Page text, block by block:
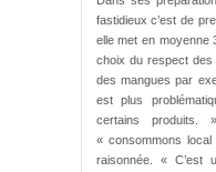
fastidieux c’est de
elle met en moyenne
choix du respect des
des mangues par
est plus
certains produits.
« consommons
raisonnée. « C’est